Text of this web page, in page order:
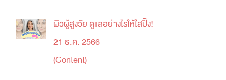
ผิวผู้สูงวัย ดูแลอย่างไรให้ใสปิ๊ง!
21 ธ.ค. 2566
(Content)